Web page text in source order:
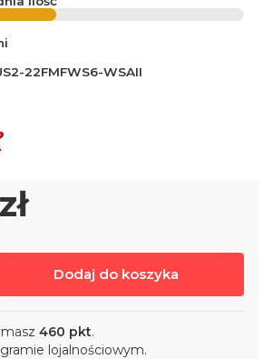
22FMFWS6-WSAII
Dodaj do koszyka
460 pkt.
lojalnościowym.